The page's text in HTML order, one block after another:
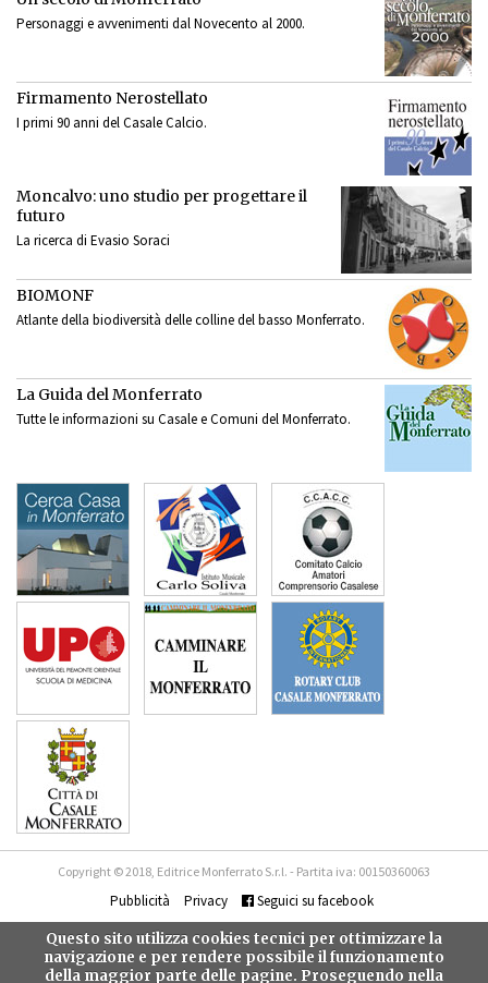
Personaggi e avvenimenti dal Novecento al 2000.
Firmamento Nerostellato
I primi 90 anni del Casale Calcio.
Moncalvo: uno studio per progettare il
futuro
La ricerca di Evasio Soraci
BIOMONF
Atlante della biodiversità delle colline del basso Monferrato.
La Guida del Monferrato
Tutte le informazioni su Casale e Comuni del Monferrato.
Copyright © 2018, Editrice Monferrato S.r.l. - Partita iva: 00150360063
Pubblicità Privacy Seguici su facebook
Questo sito utilizza cookies tecnici per ottimizzare la
navigazione e per rendere possibile il funzionamento
della maggior parte delle pagine. Proseguendo nella